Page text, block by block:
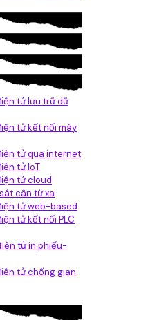
tử lưu trữ dữ
tử kết nối máy
tử qua internet
tử IoT
tử cloud
cân từ xa
tử web-based
tử kết nối PLC
tử in phiếu-
tử chống gian